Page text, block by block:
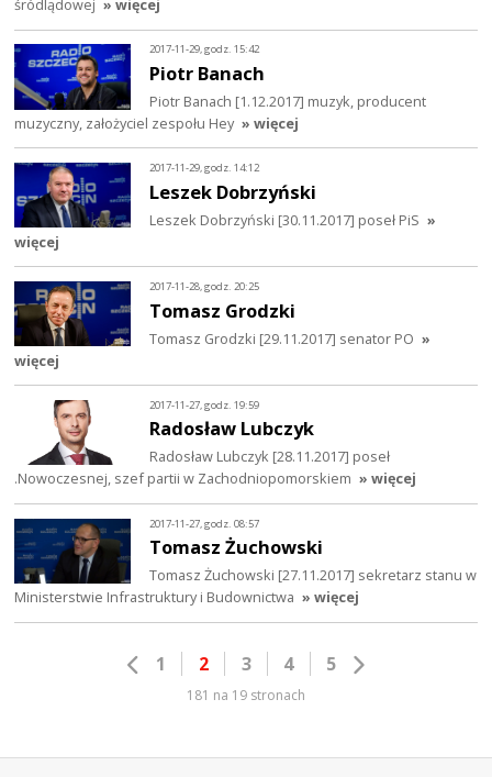
śródlądowej » więcej
2017-11-29, godz. 15:42
Piotr Banach
Piotr Banach [1.12.2017] muzyk, producent
muzyczny, założyciel zespołu Hey » więcej
2017-11-29, godz. 14:12
Leszek Dobrzyński
Leszek Dobrzyński [30.11.2017] poseł PiS »
więcej
2017-11-28, godz. 20:25
Tomasz Grodzki
Tomasz Grodzki [29.11.2017] senator PO »
więcej
2017-11-27, godz. 19:59
Radosław Lubczyk
Radosław Lubczyk [28.11.2017] poseł
.Nowoczesnej, szef partii w Zachodniopomorskiem » więcej
2017-11-27, godz. 08:57
Tomasz Żuchowski
Tomasz Żuchowski [27.11.2017] sekretarz stanu w
Ministerstwie Infrastruktury i Budownictwa » więcej
1 2 3 4 5
181 na 19 stronach